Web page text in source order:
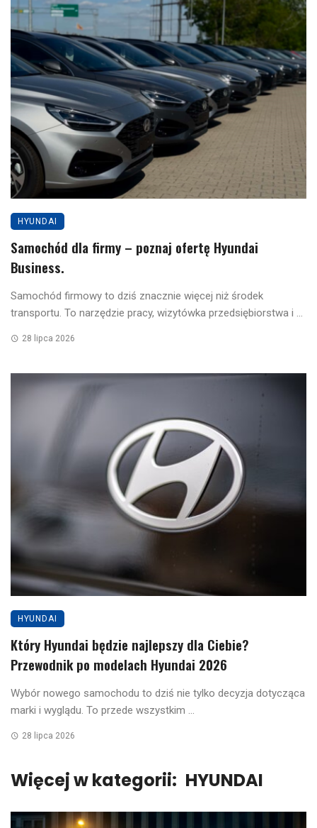
HYUNDAI
Samochód dla firmy – poznaj ofertę Hyundai
Business.
Samochód firmowy to dziś znacznie więcej niż środek
transportu. To narzędzie pracy, wizytówka przedsiębiorstwa i ...
28 lipca 2026
HYUNDAI
Który Hyundai będzie najlepszy dla Ciebie?
Przewodnik po modelach Hyundai 2026
Wybór nowego samochodu to dziś nie tylko decyzja dotycząca
marki i wyglądu. To przede wszystkim ...
28 lipca 2026
Więcej w kategorii: HYUNDAI